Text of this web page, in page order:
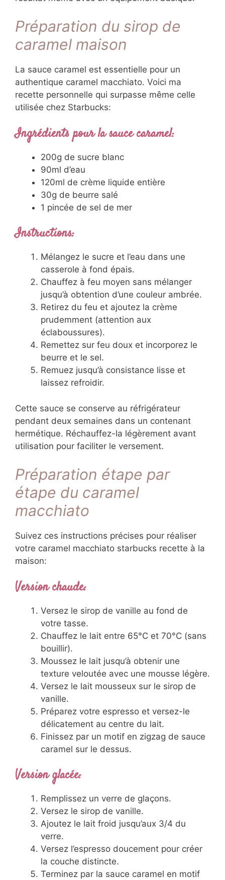
Préparation du sirop de
caramel maison
La sauce caramel est essentielle pour un
authentique caramel macchiato. Voici ma
recette personnelle qui surpasse même celle
utilisée chez Starbucks:
Ingrédients pour la sauce caramel:
200g de sucre blanc
90ml d’eau
120ml de crème liquide entière
30g de beurre salé
1 pincée de sel de mer
Instructions:
Mélangez le sucre et l’eau dans une
casserole à fond épais.
Chauffez à feu moyen sans mélanger
jusqu’à obtention d’une couleur ambrée.
Retirez du feu et ajoutez la crème
prudemment (attention aux
éclaboussures).
Remettez sur feu doux et incorporez le
beurre et le sel.
Remuez jusqu’à consistance lisse et
laissez refroidir.
Cette sauce se conserve au réfrigérateur
pendant deux semaines dans un contenant
hermétique. Réchauffez-la légèrement avant
utilisation pour faciliter le versement.
Préparation étape par
étape du caramel
macchiato
Suivez ces instructions précises pour réaliser
votre caramel macchiato starbucks recette à la
maison:
Version chaude:
Versez le sirop de vanille au fond de
votre tasse.
Chauffez le lait entre 65°C et 70°C (sans
bouillir).
Moussez le lait jusqu’à obtenir une
texture veloutée avec une mousse légère.
Versez le lait mousseux sur le sirop de
vanille.
Préparez votre espresso et versez-le
délicatement au centre du lait.
Finissez par un motif en zigzag de sauce
caramel sur le dessus.
Version glacée:
Remplissez un verre de glaçons.
Versez le sirop de vanille.
Ajoutez le lait froid jusqu’aux 3/4 du
verre.
Versez l’espresso doucement pour créer
la couche distincte.
Terminez par la sauce caramel en motif